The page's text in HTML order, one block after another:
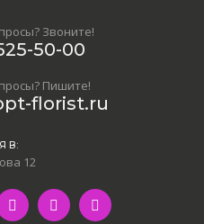
Звоните!
50-00
Пишите!
florist.ru
В:
12